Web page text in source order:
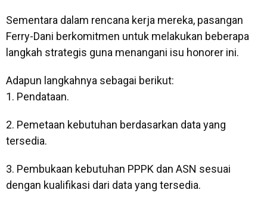
Sementara dalam rencana kerja mereka, pasangan
Ferry-Dani berkomitmen untuk melakukan beberapa
langkah strategis guna menangani isu honorer ini.
Adapun langkahnya sebagai berikut:
1. Pendataan.
2. Pemetaan kebutuhan berdasarkan data yang
tersedia.
3. Pembukaan kebutuhan PPPK dan ASN sesuai
dengan kualifikasi dari data yang tersedia.